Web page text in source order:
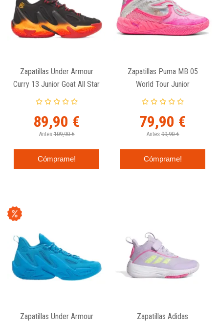
Zapatillas Under Armour
Curry 13 Junior Goat All Star
89,90 €
Antes 109,90 €
Cómprame!
Zapatillas Puma MB 05
World Tour Junior
79,90 €
Antes 99,90 €
Cómprame!
Zapatillas Under Armour Zapatillas Adidas